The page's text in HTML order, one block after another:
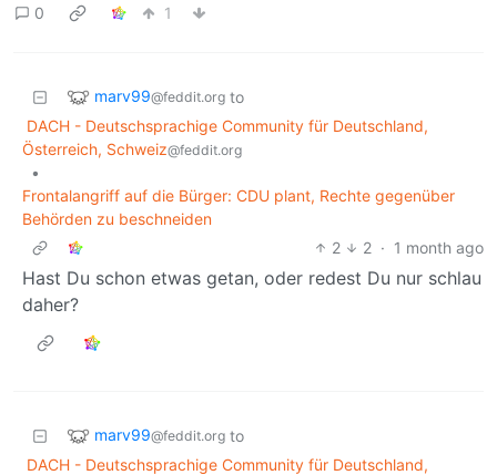
0
1
marv99@feddit.org to
DACH - Deutschsprachige Community für Deutschland,
Österreich, Schweiz@feddit.org
•
Frontalangriff auf die Bürger: CDU plant, Rechte gegenüber
Behörden zu beschneiden
2
2 · 1 month ago
Hast Du schon etwas getan, oder redest Du nur schlau
daher?
marv99@feddit.org to
DACH - Deutschsprachige Community für Deutschland,